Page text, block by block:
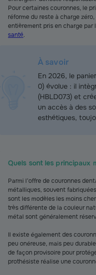
Pour certaines couronnes, le
réforme du reste à charge
entièrement pris en charge par
santé.
À savoir
En 2026, le
0) évolue : il
(HBLD073) et
un accès à des
esthétiques,
Quels sont les principaux
Parmi l’offre de couronnes
métalliques, souvent
sont les modèles les moins
très différente de la couleur
métal sont généralement
Il existe également des
peu onéreuse, mais peu
de façon provisoire pour
prothésiste réalise une